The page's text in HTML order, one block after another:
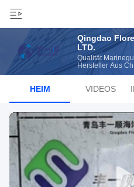
Qingdao
LTD.
Qualität
Hersteller Aus
HEIM VIDEOS